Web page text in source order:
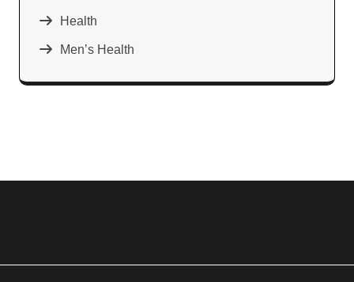
Health
Men’s Health